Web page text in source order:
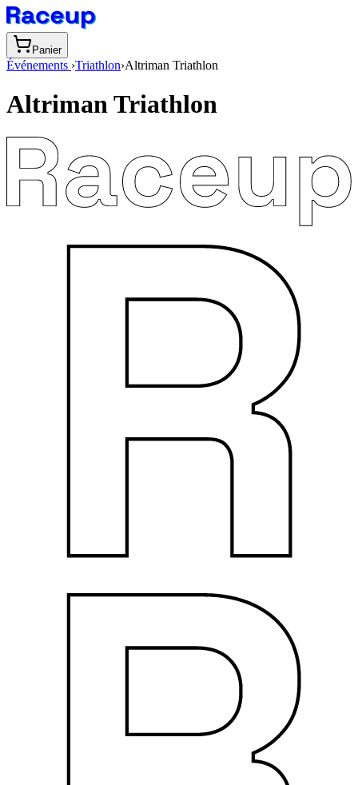
Panier
Événements ›Triathlon›Altriman Triathlon
Altriman Triathlon